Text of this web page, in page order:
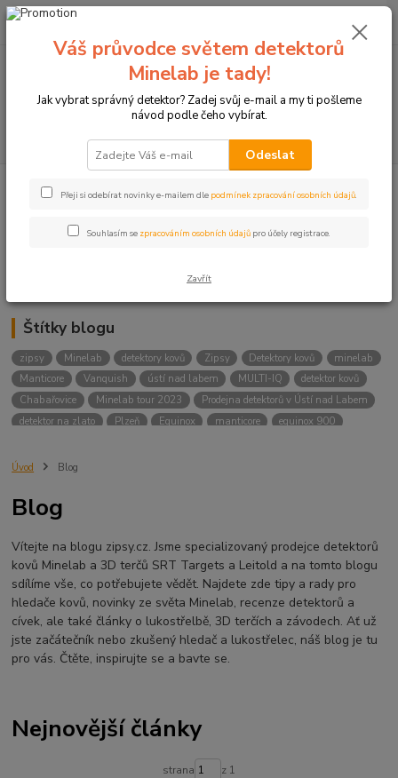
+420774877333
0 Kč
Kategorie blogu
Detektory
Štítky blogu
zipsy Minelab detektory kovů Zipsy Detektory kovů
minelab
Manticore
Vanquish ústí nad labem MULTI-IQ
detektor kovů
Chabařovice
Minelab tour 2023
Prodejna detektorů v Ústí nad Labem
detektor na zlato
Plzeň Equinox manticore
equinox 900
Sraz detektorářů
ÚSTÍ NAD LABEM
Jídlo na cesty
Mníšek u Liberece Karlovy Vary
Equinox 900
Soutěž o detektor
Severní Čechy
hledání pokladů
technologie Multi IQ
Úvod Blog
Blog
Vítejte na blogu zipsy.cz. Jsme specializovaný prodejce detektorů
kovů Minelab a 3D terčů SRT Targets a Leitold a na tomto blogu
sdílíme vše, co potřebujete vědět. Najdete zde tipy a rady pro
hledače kovů, novinky ze světa Minelab, recenze detektorů a
cívek, ale také články o lukostřelbě, 3D terčích a závodech. Ať už
jste začátečník nebo zkušený hledač a lukostřelec, náš blog je tu
pro vás. Čtěte, inspirujte se a bavte se.
Nejnovější články
strana z 1
Váš průvodce světem detektorů
Minelab je tady!
Jak vybrat správný detektor? Zadej svůj e-mail a my ti pošleme
návod podle čeho vybírat.
Odeslat
Přeji si odebírat novinky e-mailem dle podmínek zpracování osobních údajů.
Souhlasím se zpracováním osobních údajů pro účely registrace.
Zavřít